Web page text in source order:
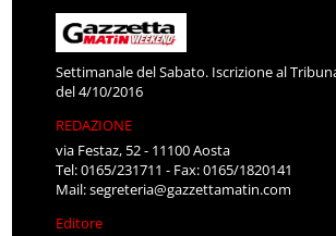
Settimanale del Sabato. Iscrizione al
del 4/10/2016
REDAZIONE
via Festaz, 52 - 11100 Aosta
Tel: 0165/231711 - Fax: 0165/1820141
Mail:segreteria@gazzettamatin.com
Editore